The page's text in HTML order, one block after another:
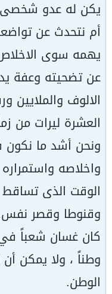
يكن له عدو
أم نتحدث عن
يهمه سوى
عن تضحيته وعفة
الالوف والملايين
العشرة ليرات من
ونحن أشد ما نكون
واخلاصه
الوقت الذى
وقنوطا وقصر
كان غسان شعباً
وطناً ، ولا يمكن أن
الوطن.